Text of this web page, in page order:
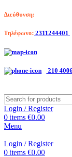
Διεύθυνση:
Τηλέφωνο: 2311244401
210
Login / Register
0 items €0.00
Menu
Login / Register
0 items €0.00